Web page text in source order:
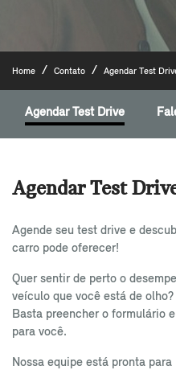
Home Contato Agendar Test
Agendar Test Drive
Agendar Test
Agende seu test drive e
carro pode oferecer!
Quer sentir de perto o
veículo que você está de
Basta preencher o formulário
para você.
Nossa equipe está pronta